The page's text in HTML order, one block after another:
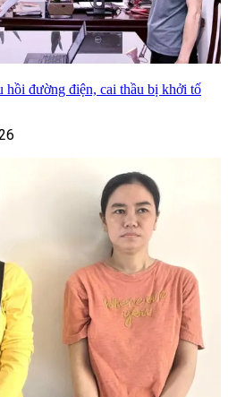
hồi đường điện, cai thầu bị khởi tố